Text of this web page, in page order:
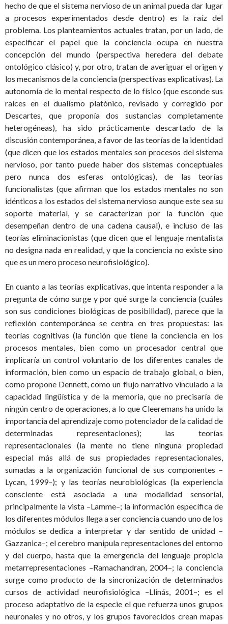
hecho de que el sistema nervioso de un animal pueda dar lugar
a procesos experimentados desde dentro) es la raíz del
problema. Los planteamientos actuales tratan, por un lado, de
especificar el papel que la conciencia ocupa en nuestra
concepción del mundo (perspectiva heredera del debate
ontológico clásico) y, por otro, tratan de averiguar el origen y
los mecanismos de la conciencia (perspectivas explicativas). La
autonomía de lo mental respecto de lo físico (que esconde sus
raíces en el dualismo platónico, revisado y corregido por
Descartes, que proponía dos sustancias completamente
heterogéneas), ha sido prácticamente descartado de la
discusión contemporánea, a favor de las teorías de la identidad
(que dicen que los estados mentales son procesos del sistema
nervioso, por tanto puede haber dos sistemas conceptuales
pero nunca dos esferas ontológicas), de las teorías
funcionalistas (que afirman que los estados mentales no son
idénticos a los estados del sistema nervioso aunque este sea su
soporte material, y se caracterizan por la función que
desempeñan dentro de una cadena causal), e incluso de las
teorías eliminacionistas (que dicen que el lenguaje mentalista
no designa nada en realidad, y que la conciencia no existe sino
que es un mero proceso neurofisiológico).
En cuanto a las teorías explicativas, que intenta responder a la
pregunta de cómo surge y por qué surge la conciencia (cuáles
son sus condiciones biológicas de posibilidad), parece que la
reflexión contemporánea se centra en tres propuestas: las
teorías cognitivas (la función que tiene la conciencia en los
procesos mentales, bien como un procesador central que
implicaría un control voluntario de los diferentes canales de
información, bien como un espacio de trabajo global, o bien,
como propone Dennett, como un flujo narrativo vinculado a la
capacidad lingüística y de la memoria, que no precisaría de
ningún centro de operaciones, a lo que Cleeremans ha unido la
importancia del aprendizaje como potenciador de la calidad de
determinadas representaciones); las teorías
representacionales (la mente no tiene ninguna propiedad
especial más allá de sus propiedades representacionales,
sumadas a la organización funcional de sus componentes –
Lycan, 1999–); y las teorías neurobiológicas (la experiencia
consciente está asociada a una modalidad sensorial,
principalmente la vista –Lamme–; la información específica de
los diferentes módulos llega a ser conciencia cuando uno de los
módulos se dedica a interpretar y dar sentido de unidad –
Gazzanica–; el cerebro manipula representaciones del entorno
y del cuerpo, hasta que la emergencia del lenguaje propicia
metarrepresentaciones –Ramachandran, 2004–; la conciencia
surge como producto de la sincronización de determinados
cursos de actividad neurofisiológica –Llinás, 2001–; es el
proceso adaptativo de la especie el que refuerza unos grupos
neuronales y no otros, y los grupos favorecidos crean mapas